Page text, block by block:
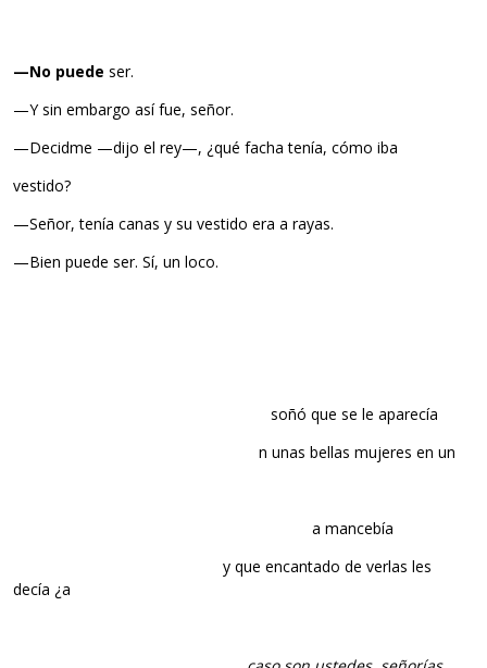
—No puede ser.
—Y sin embargo así fue, señor.
—Decidme —dijo el rey—, ¿qué facha tenía, cómo iba
vestido?
—Señor, tenía canas y su vestido era a rayas.
—Bien puede ser. Sí, un loco.
soñó que se le aparecía
n unas bellas mujeres en un
a mancebía
y que encantado de verlas les
decía ¿a